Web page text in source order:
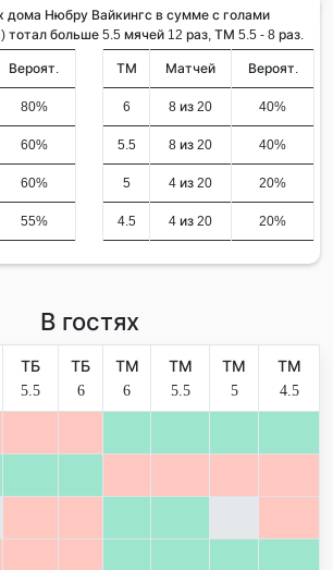
дома Нюбру Вайкингс в сумме с голами
тотал больше 5.5 мячей 12 раз, ТМ 5.5 - 8 раз.
Вероят.
80%
60%
60%
55%
ТМ Матчей Вероят.
6 8 из 20 40%
5.5 8 из 20 40%
5 4 из 20 20%
4.5 4 из 20 20%
В гостях
ТБ
5.5
ТБ
6
ТМ
6
ТМ
5.5
ТМ
5
ТМ
4.5